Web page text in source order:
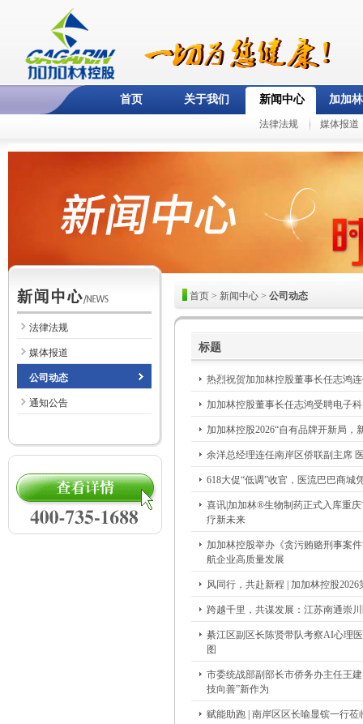
首页 关于我们 新闻中心
法律法规 媒体报道
加加
法律法规
媒体报道
公司动态
通知公告
首页 > 新闻中心 >公司动态
标题
热烈祝贺加加林控股董事长任志鸿
加加林控股董事长任志鸿受聘电子
加加林控股2026“自有品牌开新局
余洋总经理连任南岸区侨联副主席
618大促“低调”收官，医流巴巴商城
喜讯|加加林®生物制药正式入库重
疗新未来
加加林控股举办《贪污贿赂刑事案
航企业高质量发展
风同行，共赴新程 | 加加林控股
跨越千里，共谋发展：江苏南通崇
綦江区副区长陈贤带队考察AI心理
图
市委统战部副部长市侨务办主任王
技向善”新作为
赋能助跑 | 南岸区区长喻显镔一行